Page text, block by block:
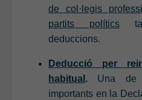
de col·legis
partits polítics
deduccions.
Deducció per
habitual . Una de
importants en la